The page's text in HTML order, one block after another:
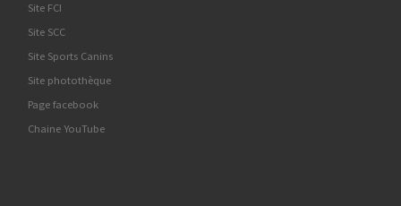
Site FCI
Site SCC
Site Sports Canins
Site photothèque
Page facebook
Chaine YouTube